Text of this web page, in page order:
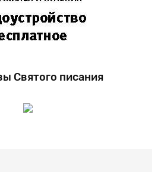
Святого писания